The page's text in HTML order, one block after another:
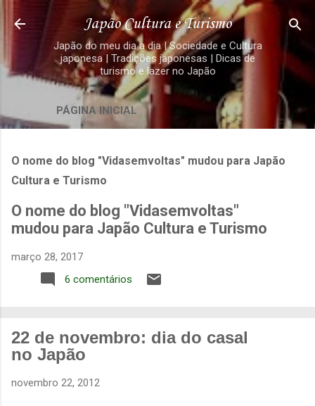
Pular para o conteúdo principal
Japão Cultura e Turismo
Japão do meu dia a dia | Sociedade e Cultura
japonesa | Tradições japonesas | Dicas de
turismo e lazer no Japão
PÁGINA INICIAL
O nome do blog "Vidasemvoltas" mudou para Japão
Cultura e Turismo
O nome do blog "Vidasemvoltas"
mudou para Japão Cultura e Turismo
março 28, 2017
6 comentários
22 de novembro: dia do casal
no Japão
novembro 22, 2012